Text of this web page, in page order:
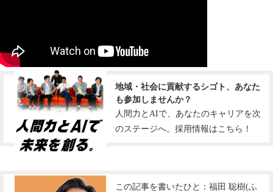
地域・社会に貢献するシゴト、あなた
も参加しませんか？
人間力とAIで、あなたのキャリアを次
のステージへ。採用情報はこちら！
この記事を書いたひと：福田 聡樹(ふ